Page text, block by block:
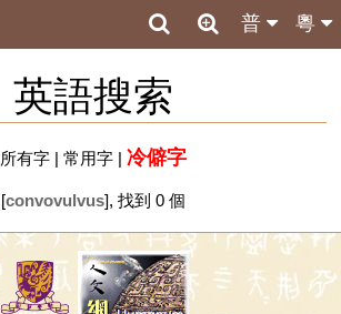
粵
普
英語搜索
所有字| 常用字| 冷僻字
[convovulvus], 找到 0 個